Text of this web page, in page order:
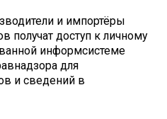
и импортёры
получат доступ к личному
информсистеме
для
и сведений в